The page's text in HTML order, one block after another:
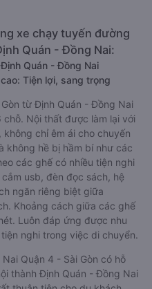
xe chạy tuyến đường
Quán - Đồng Nai:
Quán - Đồng Nai
Tiện lợi, sang trọng
từ Định Quán - Đồng Nai
chỗ. Nội thất được làm lại với
chỉ êm ái cho chuyến
không hề bị hầm bí như các
các ghế có nhiều tiện nghi
usb, đèn đọc sách, hệ
ngăn riêng biệt giữa
Khoảng cách giữa các ghế
Luôn đáp ứng được nhu
nghi trong việc di chuyển.
Quận 4 - Sài Gòn có hỗ
thành Định Quán - Đồng Nai